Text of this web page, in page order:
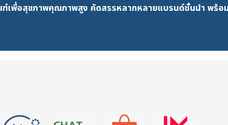
อสุขภาพคุณภาพสูง คัดสรรหลากหลายแบรนด์ชั้นนำ พร้อม